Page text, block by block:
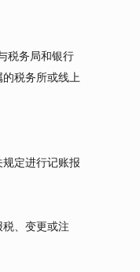
税务局和银行
税务所或线上
定进行记账报
、变更或注